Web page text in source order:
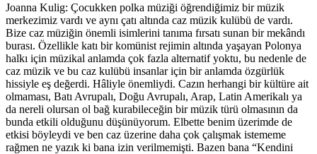
Joanna Kulig: Çocukken polka müziği öğrendiğimiz bir müzik
merkezimiz vardı ve aynı çatı altında caz müzik kulübü de vardı.
Bize caz müziğin önemli isimlerini tanıma fırsatı sunan bir mekândı
burası. Özellikle katı bir komünist rejimin altında yaşayan Polonya
halkı için müzikal anlamda çok fazla alternatif yoktu, bu nedenle de
caz müzik ve bu caz kulübü insanlar için bir anlamda özgürlük
hissiyle eş değerdi. Hâliyle önemliydi. Cazın herhangi bir kültüre ait
olmaması, Batı Avrupalı, Doğu Avrupalı, Arap, Latin Amerikalı ya
da nereli olursan ol bağ kurabileceğin bir müzik türü olmasının da
bunda etkili olduğunu düşünüyorum. Elbette benim üzerimde de
etkisi böyleydi ve ben caz üzerine daha çok çalışmak istememe
rağmen ne yazık ki bana izin verilmemişti. Bazen bana “Kendini